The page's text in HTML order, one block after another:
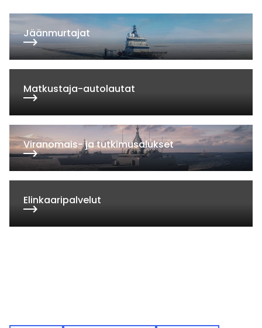
Jään­mur­ta­jat
Mat­kus­ta­ja-au­to­lau­tat
Vi­ra­no­mais- ja tut­ki­mu­sa­luk­set
Elin­kaa­ri­pal­ve­lut